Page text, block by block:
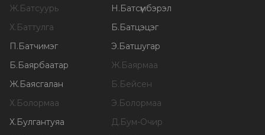
Ж.Батсуурь Н.Батсүмбэрэл
Х.Баттулга Б.Батцэцэг
П.Батчимэг Э.Батшугар
Б.Баярбаатар Ж.Баярмаа
Ж.Баясгалан Б.Бейсен
Х.Болормаа Э.Болормаа
Х.Булгантуяа Д.Бум-Очир